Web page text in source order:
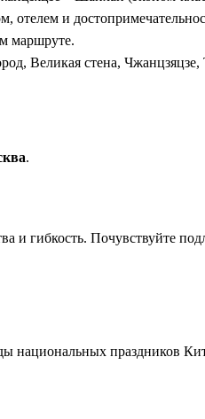
отелем и
маршруте.
Великая стена,
.
и гибкость. Почувствуйте
национальных праздников